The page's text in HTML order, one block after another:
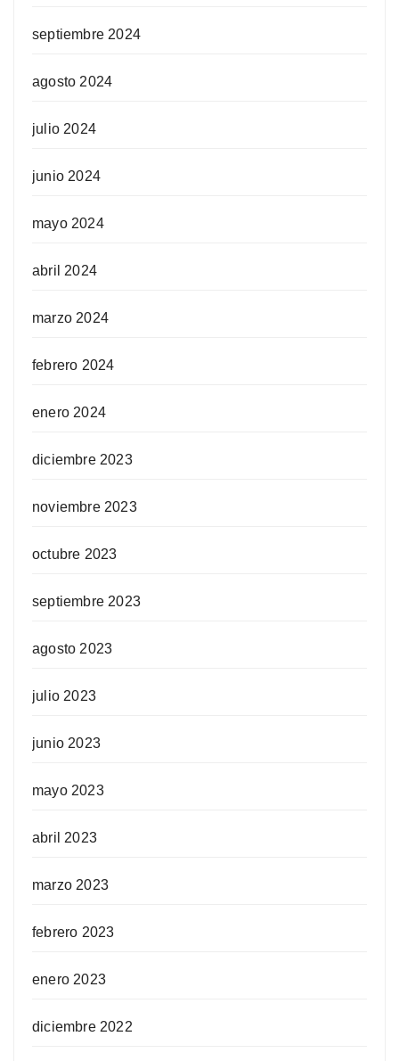
septiembre 2024
agosto 2024
julio 2024
junio 2024
mayo 2024
abril 2024
marzo 2024
febrero 2024
enero 2024
diciembre 2023
noviembre 2023
octubre 2023
septiembre 2023
agosto 2023
julio 2023
junio 2023
mayo 2023
abril 2023
marzo 2023
febrero 2023
enero 2023
diciembre 2022